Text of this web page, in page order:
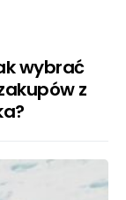
wybrać
z